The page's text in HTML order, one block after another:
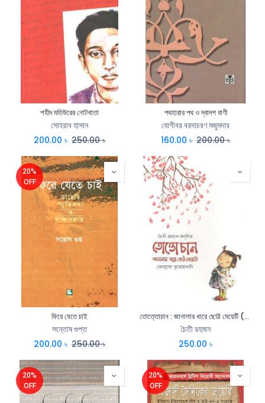
শহীদ মতিউরের নোটখাতা
সোহরাব হাসান
200.00 ৳ 250.00৳
পথহারার পথ ও দ্বাদশ বাণী
যোগীবর বরদাচরণ মজুমদার
160.00 ৳ 200.00৳
20%
OFF
ফিরে যেতে চাই
সন্তোষ গুপ্ত
200.00 ৳ 250.00৳
তোত্তোচান : জানালার ধারে ছোট্ট মেয়েটি (পেপারব্যাক)
চৈতী রহমান
250.00 ৳
20%
OFF
20%
OFF